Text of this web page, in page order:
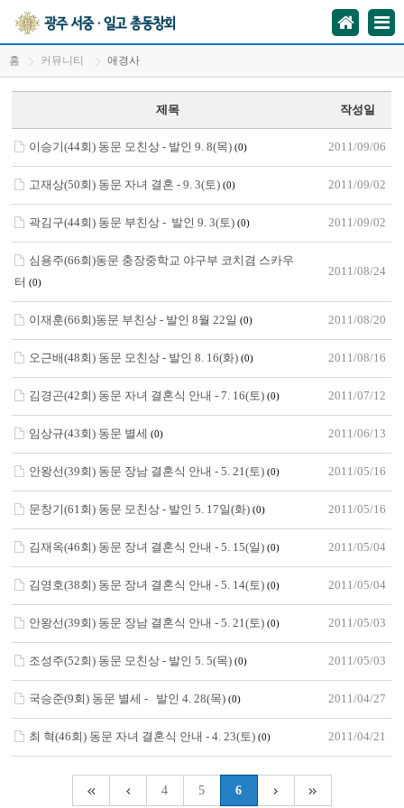
홈 커뮤니티 애경사
제목 작성일
이승기(44회) 동문 모친상 - 발인 9. 8(목)(0) 2011/09/06
고재상(50회) 동문 자녀 결혼 - 9. 3(토)(0) 2011/09/02
곽김구(44회) 동문 부친상 - 발인 9. 3(토)(0) 2011/09/02
심용주(66회)동문 충장중학교 야구부 코치겸 스카우
터(0)
2011/08/24
이재훈(66회)동문 부친상 - 발인 8월 22일(0) 2011/08/20
오근배(48회) 동문 모친상 - 발인 8. 16(화)(0) 2011/08/16
김경곤(42회) 동문 자녀 결혼식 안내 - 7. 16(토)(0) 2011/07/12
임상규(43회) 동문 별세(0) 2011/06/13
안왕선(39회) 동문 장남 결혼식 안내 - 5. 21(토)(0) 2011/05/16
문창기(61회) 동문 모친상 - 발인 5. 17일(화)(0) 2011/05/16
김재옥(46회) 동문 장녀 결혼식 안내 - 5. 15(일)(0) 2011/05/04
김영호(38회) 동문 장녀 결혼식 안내 - 5. 14(토)(0) 2011/05/04
안왕선(39회) 동문 장남 결혼식 안내 - 5. 21(토)(0) 2011/05/03
조성주(52회) 동문 모친상 - 발인 5. 5(목)(0) 2011/05/03
국승준(9회) 동문 별세 - 발인 4. 28(목)(0) 2011/04/27
최 혁(46회) 동문 자녀 결혼식 안내 - 4. 23(토)(0) 2011/04/21
4 5 6